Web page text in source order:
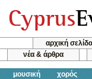
αρχική σελίδα
νέα & άρθρα
μουσική χορός